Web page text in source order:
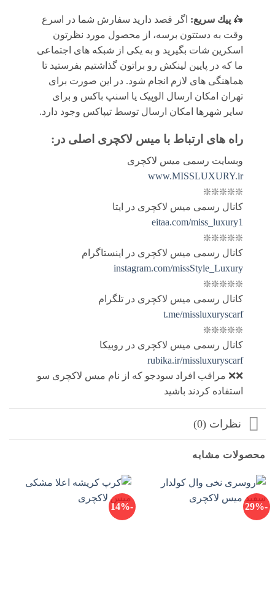
🛵 پيك سریع: اگر قصد دارید سفارش شما در اسرع
وقت به دستتون برسه، از محصول مورد نظرتون
اسکرین شات بگیرید و به یکی از شبکه های اجتماعی
ما که در پایین لینکش رو براتون گذاشتیم بفرستید تا
هماهنگی های لازم انجام شود. در این صورت برای
تهران امکان ارسال الوپیک یا اسنپ باکس و برای
سایر شهرها امکان ارسال توسط تیپاکس وجود دارد.
راه های ارتباط با میس لاکچری اصلی در:
وبسایت رسمی میس لاکچری
www.MISSLUXURY.ir
❇️❇️❇️❇️❇️
کانال رسمی میس لاکچری در ایتا
eitaa.com/miss_luxury1
❇️❇️❇️❇️❇️
کانال رسمی میس لاکچری در اینستاگرام
instagram.com/missStyle_Luxury
❇️❇️❇️❇️❇️
کانال رسمی میس لاکچری در تلگرام
t.me/missluxuryscarf
❇️❇️❇️❇️❇️
کانال رسمی میس لاکچری در روبیکا
rubika.ir/missluxuryscarf
❌❌ مراقب افراد سودجو که از نام میس لاکچری سو
استفاده کردند باشید
نظرات (0)
محصولات مشابه
-29%
-14%